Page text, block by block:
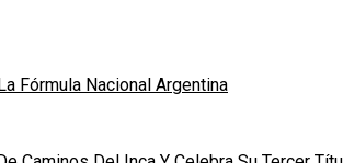
Fórmula Nacional Argentina